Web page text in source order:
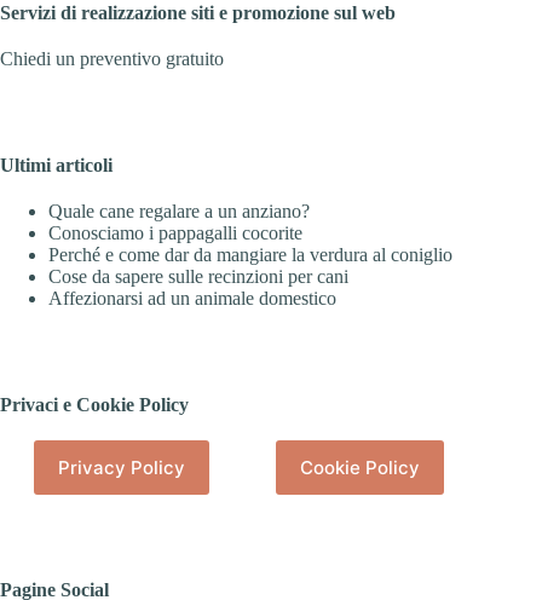
Servizi di realizzazione siti e promozione sul web
Chiedi un preventivo gratuito
Ultimi articoli
Quale cane regalare a un anziano?
Conosciamo i pappagalli cocorite
Perché e come dar da mangiare la verdura al coniglio
Cose da sapere sulle recinzioni per cani
Affezionarsi ad un animale domestico
Privaci e Cookie Policy
Privacy Policy Cookie Policy
Pagine Social